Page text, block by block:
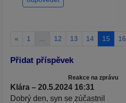
« 1 12 13 14 15 16
Přidat příspěvek
Reakce na zprávu
Klára – 20.5.2024 16:31
Dobrý den, syn se zúčastnil